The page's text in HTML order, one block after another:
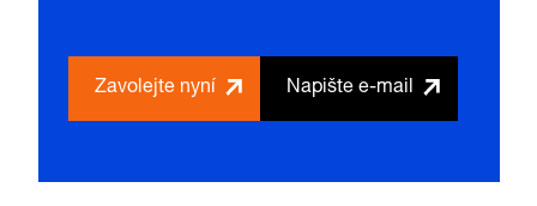
Zavolejte nyní Napište e-mail